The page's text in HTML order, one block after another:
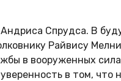
Спрудса. В
Райвису
в вооруженных
в том, что